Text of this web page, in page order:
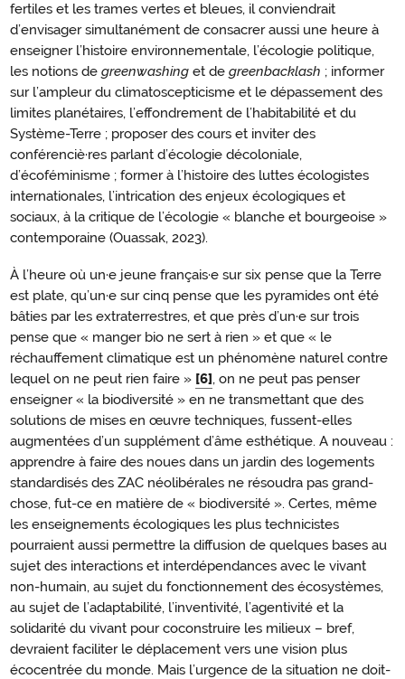
fertiles et les trames vertes et bleues, il conviendrait
d’envisager simultanément de consacrer aussi une heure à
enseigner l’histoire environnementale, l’écologie politique,
les notions de greenwashing et de greenbacklash ; informer
sur l’ampleur du climatoscepticisme et le dépassement des
limites planétaires, l’effondrement de l’habitabilité et du
Système-Terre ; proposer des cours et inviter des
conférenciè·res parlant d’écologie décoloniale,
d’écoféminisme ; former à l’histoire des luttes écologistes
internationales, l’intrication des enjeux écologiques et
sociaux, à la critique de l’écologie « blanche et bourgeoise »
contemporaine (Ouassak, 2023).
À l’heure où un·e jeune français·e sur six pense que la Terre
est plate, qu’un·e sur cinq pense que les pyramides ont été
bâties par les extraterrestres, et que près d’un·e sur trois
pense que « manger bio ne sert à rien » et que « le
réchauffement climatique est un phénomène naturel contre
lequel on ne peut rien faire » [6], on ne peut pas penser
enseigner « la biodiversité » en ne transmettant que des
solutions de mises en œuvre techniques, fussent-elles
augmentées d’un supplément d’âme esthétique. A nouveau :
apprendre à faire des noues dans un jardin des logements
standardisés des ZAC néolibérales ne résoudra pas grand-
chose, fut-ce en matière de « biodiversité ». Certes, même
les enseignements écologiques les plus technicistes
pourraient aussi permettre la diffusion de quelques bases au
sujet des interactions et interdépendances avec le vivant
non-humain, au sujet du fonctionnement des écosystèmes,
au sujet de l’adaptabilité, l’inventivité, l’agentivité et la
solidarité du vivant pour coconstruire les milieux – bref,
devraient faciliter le déplacement vers une vision plus
écocentrée du monde. Mais l’urgence de la situation ne doit-